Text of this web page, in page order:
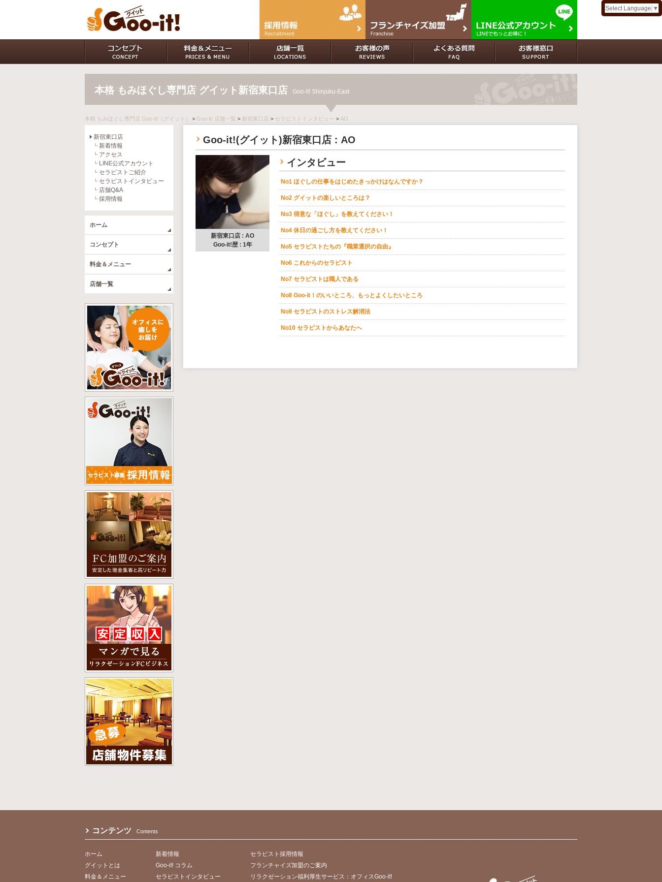
Select Language ▼
本格 もみほぐし専門店 グイット新宿東口店 Goo-it! Shinjuku-East
本格 もみほぐし専門店 Goo-it!（グイット） > Goo-it! 店舗一覧 > 新宿東口店 > セラピストインタビュー > AO
新宿東口店
新着情報
アクセス
LINE公式アカウント
セラピストご紹介
セラピストインタビュー
店舗Q&A
採用情報
ホーム
コンセプト
料金＆メニュー
店舗一覧
Goo-it!(グイット)新宿東口店 : AO
新宿東口店 : AO
Goo-it!歴 : 1年
インタビュー
No1 ほぐしの仕事をはじめたきっかけはなんですか？
No2 グイットの楽しいところは？
No3 得意な「ほぐし」を教えてください！
No4 休日の過ごし方を教えてください！
No5 セラピストたちの『職業選択の自由』
No6 これからのセラピスト
No7 セラピストは職人である
No8 Goo-it！のいいところ、もっとよくしたいところ
No9 セラピストのストレス解消法
No10 セラピストからあなたへ
コンテンツ Contents
ホーム
グイットとは
料金＆メニュー
新着情報
Goo-it! コラム
セラピストインタビュー
セラピスト採用情報
フランチャイズ加盟のご案内
リラクゼーション福利厚生サービス：オフィスGoo-it!